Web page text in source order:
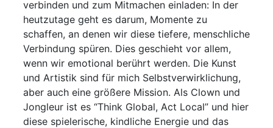
verbinden und zum Mitmachen einladen: In der
heutzutage geht es darum, Momente zu
schaffen, an denen wir diese tiefere, menschliche
Verbindung spüren. Dies geschieht vor allem,
wenn wir emotional berührt werden. Die Kunst
und Artistik sind für mich Selbstverwirklichung,
aber auch eine größere Mission. Als Clown und
Jongleur ist es “Think Global, Act Local” und hier
diese spielerische, kindliche Energie und das